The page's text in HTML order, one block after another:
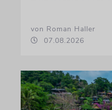
von Roman Haller
07.08.2026